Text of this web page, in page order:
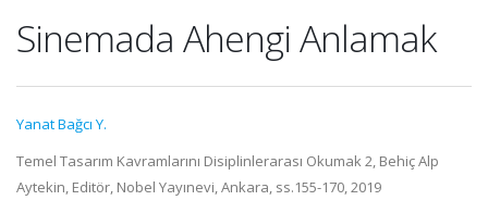
Sinemada Ahengi Anlamak
Yanat Bağcı Y.
Temel Tasarım Kavramlarını Disiplinlerarası Okumak 2, Behiç Alp
Aytekin, Editör, Nobel Yayınevi, Ankara, ss.155-170, 2019